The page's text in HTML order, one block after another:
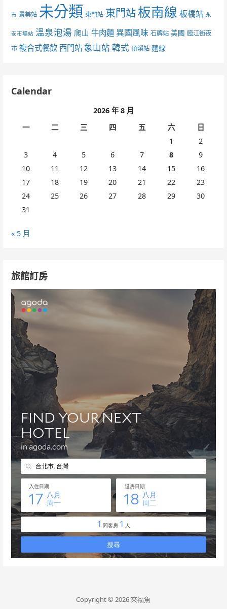
市 景美站 未分類 東門站 東門站板南線 板橋站 永
安市場站 溫泉泡湯 爬山 牛肉麵 異國風味 石牌站 美國 臨江街夜
市 複合式餐飲 西門站 象山站 韓式 頂溪站 麵線
Calendar
2026 年 8 月
一
二 三 四 五 六
日
1
2
3
4 5 6 7 8
9
10
11 12 13 14 15
16
17
18 19 20 21 22
23
24
25 26 27 28 29
30
31
« 5 月
旅館訂房
Copyright © 2026 來福魚